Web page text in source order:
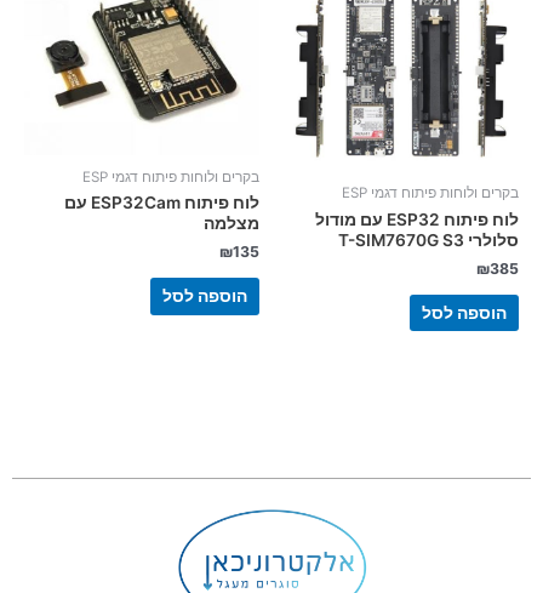
בקרים ולוחות פיתוח דגמי ESP
לוח פיתוח ESP32 עם מודול
סלולרי T-SIM7670G S3
₪385
הוספה לסל
בקרים ולוחות פיתוח דגמי ESP
לוח פיתוח ESP32Cam עם
מצלמה
₪135
הוספה לסל